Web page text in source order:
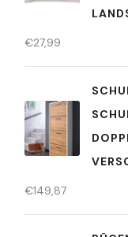
€27,99
€149,87